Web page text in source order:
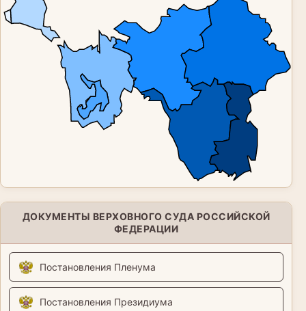
ДОКУМЕНТЫ ВЕРХОВНОГО СУДА РОССИЙСКОЙ
ФЕДЕРАЦИИ
Постановления Пленума
Постановления Президиума